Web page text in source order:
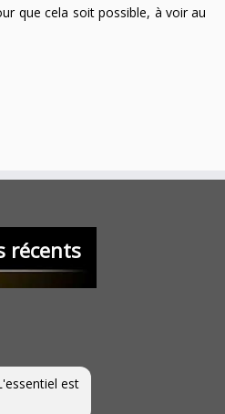
que cela soit possible, à voir au
récents
est